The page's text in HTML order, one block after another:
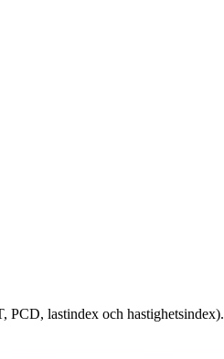
PCD, lastindex och hastighetsindex).